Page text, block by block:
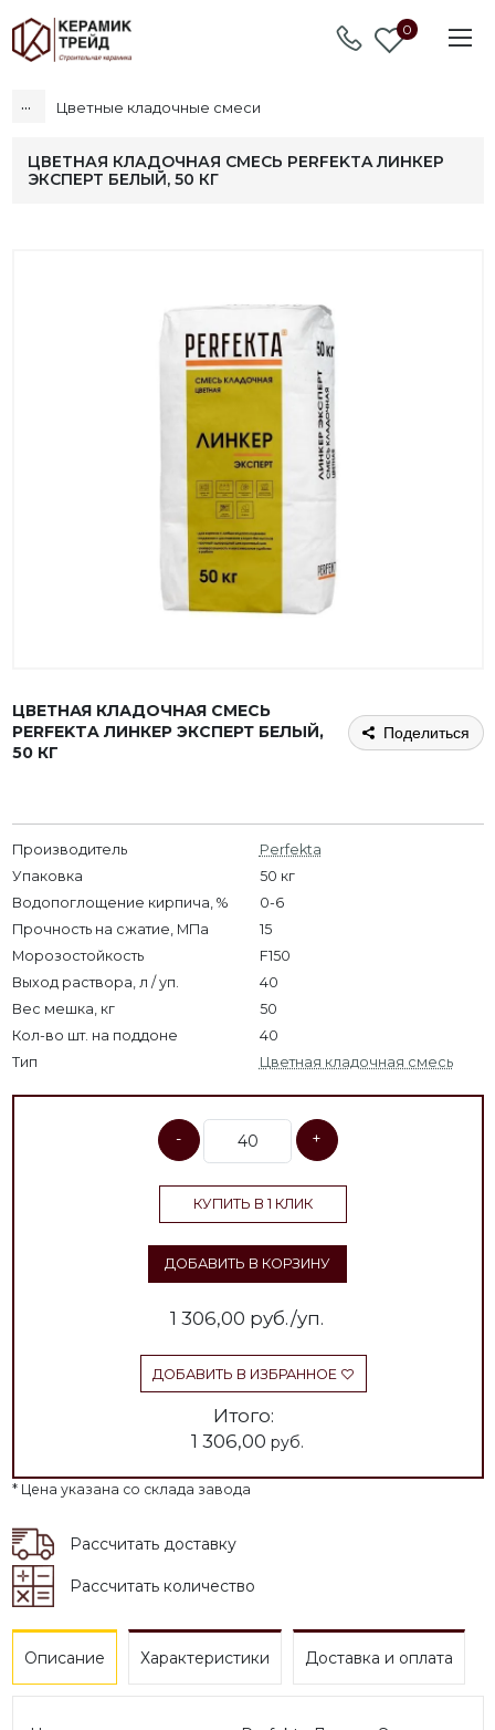
0
... Цветные кладочные смеси
ЦВЕТНАЯ КЛАДОЧНАЯ СМЕСЬ PERFEKTA ЛИНКЕР
ЭКСПЕРТ БЕЛЫЙ, 50 КГ
ЦВЕТНАЯ КЛАДОЧНАЯ СМЕСЬ
PERFEKTA ЛИНКЕР ЭКСПЕРТ БЕЛЫЙ,
50 КГ
Поделиться
Производитель
Perfekta
Упаковка
50 кг
Водопоглощение кирпича, %
0-6
Прочность на сжатие, МПа
15
Морозостойкость
F150
Выход раствора, л / уп.
40
Вес мешка, кг
50
Кол-во шт. на поддоне
40
Тип
Цветная кладочная смесь
- +
КУПИТЬ В 1 КЛИК
ДОБАВИТЬ В КОРЗИНУ
1 306,00 руб./уп.
ДОБАВИТЬ В ИЗБРАННОЕ
Итого:
1 306,00 руб.
* Цена указана со склада завода
Рассчитать доставку
Рассчитать количество
Описание Характеристики Доставка и оплата